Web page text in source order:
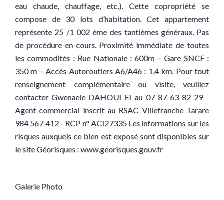
eau chaude, chauffage, etc.). Cette copropriété se
compose de 30 lots d’habitation. Cet appartement
représente 25 /1 002 ème des tantièmes généraux. Pas
de procédure en cours. Proximité immédiate de toutes
les commodités : Rue Nationale : 600m – Gare SNCF :
350 m – Accès Autoroutiers A6/A46 : 1,4 km. Pour tout
renseignement complémentaire ou visite, veuillez
contacter Gwenaele DAHOUI EI au 07 87 63 82 29 -
Agent commercial inscrit au RSAC Villefranche Tarare
984 567 412 - RCP n° ACI27335 Les informations sur les
risques auxquels ce bien est exposé sont disponibles sur
le site Géorisques : www.georisques.gouv.fr
Galerie Photo